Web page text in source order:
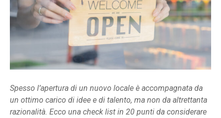
Spesso l’apertura di un nuovo locale è accompagnata da
un ottimo carico di idee e di talento, ma non da altrettanta
razionalità. Ecco una check list in 20 punti da considerare